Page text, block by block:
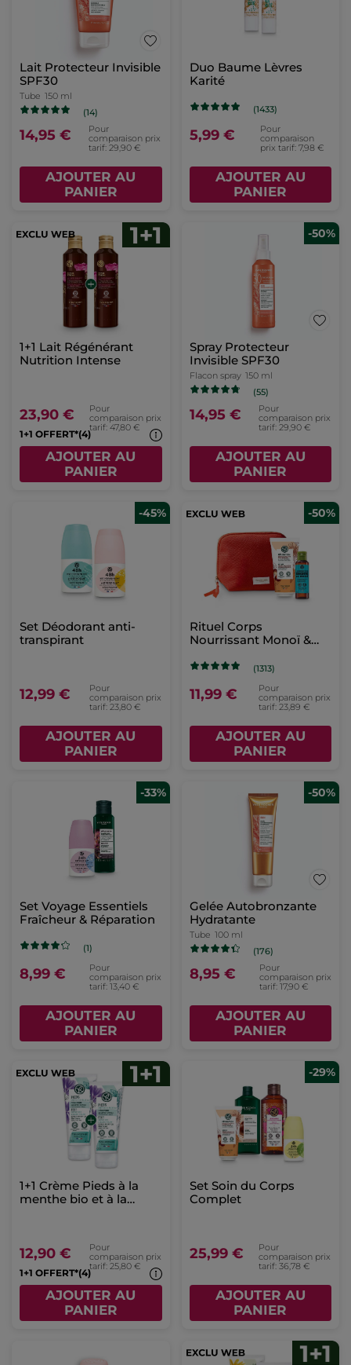
Lait Protecteur Invisible
SPF30
Tube 150 ml
(14)
14,95 €
Pour
comparaison prix
tarif: 29,90 €
AJOUTER AU
PANIER
Duo Baume Lèvres
Karité
(1433)
5,99 €
Pour
comparaison
prix tarif: 7,98 €
AJOUTER AU
PANIER
1+1 Lait Régénérant
Nutrition Intense
23,90 €
Pour
comparaison prix
tarif: 47,80 €
1+1 OFFERT*(4)
AJOUTER AU
PANIER
-50%
Spray Protecteur
Invisible SPF30
Flacon spray 150 ml
(55)
14,95 €
Pour
comparaison prix
tarif: 29,90 €
AJOUTER AU
PANIER
-45%
Set Déodorant anti-
transpirant
12,99 €
Pour
comparaison prix
tarif: 23,80 €
AJOUTER AU
PANIER
-50%
Rituel Corps
Nourrissant Monoï &
(1313)
11,99 €
Pour
comparaison prix
tarif: 23,89 €
AJOUTER AU
PANIER
-33%
Set Voyage Essentiels
Fraîcheur & Réparation
(1)
8,99 €
Pour
comparaison prix
tarif: 13,40 €
AJOUTER AU
PANIER
-50%
Gelée Autobronzante
Hydratante
Tube 100 ml
(176)
8,95 €
Pour
comparaison prix
tarif: 17,90 €
AJOUTER AU
PANIER
1+1 Crème Pieds à la
menthe bio et à la
12,90 €
Pour
comparaison prix
tarif: 25,80 €
1+1 OFFERT*(4)
AJOUTER AU
PANIER
-29%
Set Soin du Corps
Complet
25,99 €
Pour
comparaison prix
tarif: 36,78 €
AJOUTER AU
PANIER